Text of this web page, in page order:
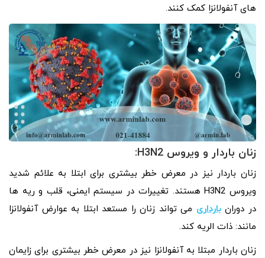
های آنفولانزا کمک کنند.
زنان باردار و ویروس H3N2:
زنان باردار نیز در معرض خطر بیشتری برای ابتلا به علائم شدید
ویروس H3N2 هستند. تغییرات در سیستم ایمنی، قلب و ریه ها
در دورانبارداری می تواند زنان را مستعد ابتلا به عوارض آنفولانزا
مانند: ذات الریه کند.
زنان باردار مبتلا به آنفولانزا نیز در معرض خطر بیشتری برای زایمان